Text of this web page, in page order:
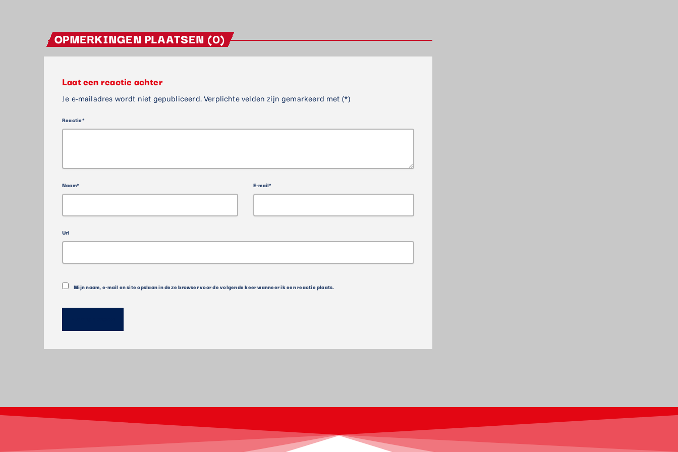
OPMERKINGEN PLAATSEN (0)
Laat een reactie achter
Je e-mailadres wordt niet gepubliceerd. Verplichte velden zijn gemarkeerd met (*)
Reactie*
Naam* E-mail*
Url
Mijn naam, e-mail en site opslaan in deze browser voor de volgende keer wanneer ik een reactie plaats.